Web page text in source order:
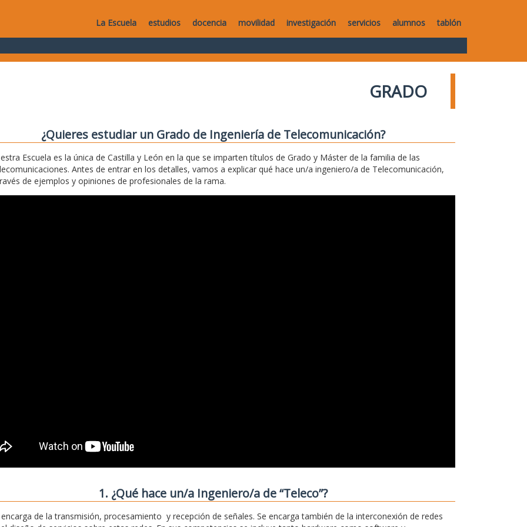
La Escuela estudios docencia movilidad investigación servicios alumnos tablón
GRADO
¿Quieres estudiar un Grado de Ingeniería de Telecomunicación?
Escuela es la única de Castilla y León en la que se imparten títulos de Grado y Máster de la familia de las
Antes de entrar en los detalles, vamos a explicar qué hace un/a ingeniero/a de Telecomunicación,
de ejemplos y opiniones de profesionales de la rama.
1. ¿Qué hace un/a Ingeniero/a de “Teleco”?
encarga de la transmisión, procesamiento y recepción de señales. Se encarga también de la interconexión de redes